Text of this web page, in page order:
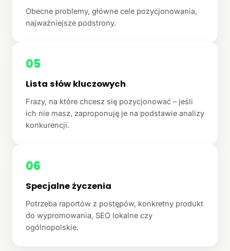
Obecne problemy, główne cele pozycjonowania,
najważniejsze podstrony.
05
Lista słów kluczowych
Frazy, na które chcesz się pozycjonować – jeśli
ich nie masz, zaproponuję je na podstawie analizy
konkurencji.
06
Specjalne życzenia
Potrzeba raportów z postępów, konkretny produkt
do wypromowania, SEO lokalne czy
ogólnopolskie.